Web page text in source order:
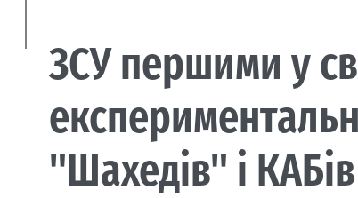
ЗСУ першими у
"Шахедів" і КАБів